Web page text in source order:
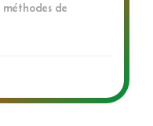
méthodes de